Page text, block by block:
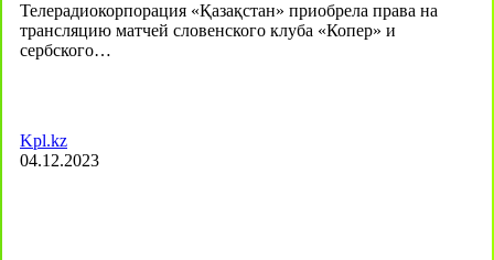
Телерадиокорпорация «Қазақстан» приобрела права на
трансляцию матчей словенского клуба «Копер» и
сербского…
Kpl.kz
04.12.2023